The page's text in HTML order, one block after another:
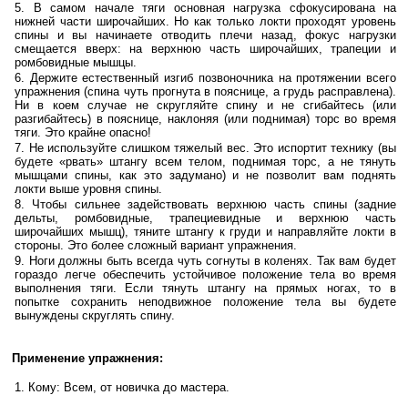
В самом начале тяги основная нагрузка сфокусирована на
нижней части широчайших. Но как только локти проходят уровень
спины и вы начинаете отводить плечи назад, фокус нагрузки
смещается вверх: на верхнюю часть широчайших, трапеции и
ромбовидные мышцы.
Держите естественный изгиб позвоночника на протяжении всего
упражнения (спина чуть прогнута в пояснице, а грудь расправлена).
Ни в коем случае не скругляйте спину и не сгибайтесь (или
разгибайтесь) в пояснице, наклоняя (или поднимая) торс во время
тяги. Это крайне опасно!
Не используйте слишком тяжелый вес. Это испортит технику (вы
будете «рвать» штангу всем телом, поднимая торс, а не тянуть
мышцами спины, как это задумано) и не позволит вам поднять
локти выше уровня спины.
Чтобы сильнее задействовать верхнюю часть спины (задние
дельты, ромбовидные, трапециевидные и верхнюю часть
широчайших мышц), тяните штангу к груди и направляйте локти в
стороны. Это более сложный вариант упражнения.
Ноги должны быть всегда чуть согнуты в коленях. Так вам будет
гораздо легче обеспечить устойчивое положение тела во время
выполнения тяги. Если тянуть штангу на прямых ногах, то в
попытке сохранить неподвижное положение тела вы будете
вынуждены скруглять спину.
Применение упражнения:
Кому: Всем, от новичка до мастера.